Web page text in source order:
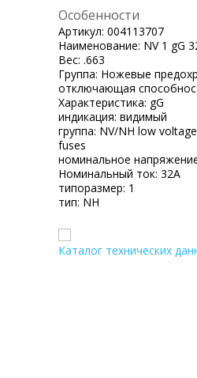
Особенности
Артикул: 004113707
Наименование: NV 1 gG
Вес: .663
Группа: Ножевые
отключающая
Характеристика: gG
индикация: видимый
группа: NV/NH low
fuses
номинальное
Номинальный ток: 32A
типоразмер: 1
тип: NH
Каталог технических